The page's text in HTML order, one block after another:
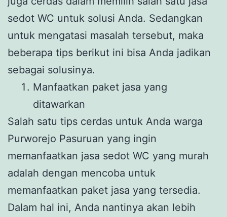
sedot WC untuk solusi Anda. Sedangkan
untuk mengatasi masalah tersebut, maka
beberapa tips berikut ini bisa Anda jadikan
sebagai solusinya.
Manfaatkan paket jasa yang
ditawarkan
Salah satu tips cerdas untuk Anda warga
Purworejo Pasuruan yang ingin
memanfaatkan jasa sedot WC yang murah
adalah dengan mencoba untuk
memanfaatkan paket jasa yang tersedia.
Dalam hal ini, Anda nantinya akan lebih